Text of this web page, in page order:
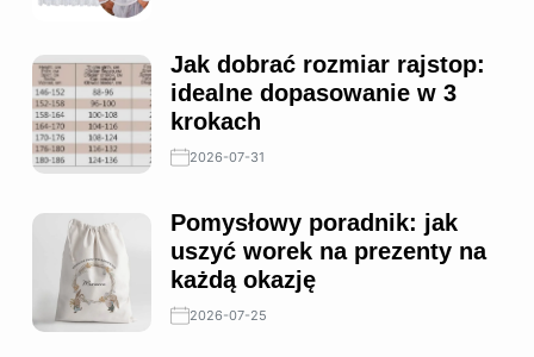
Jak dobrać rozmiar rajstop:
idealne dopasowanie w 3
krokach
2026-07-31
Pomysłowy poradnik: jak
uszyć worek na prezenty na
każdą okazję
2026-07-25